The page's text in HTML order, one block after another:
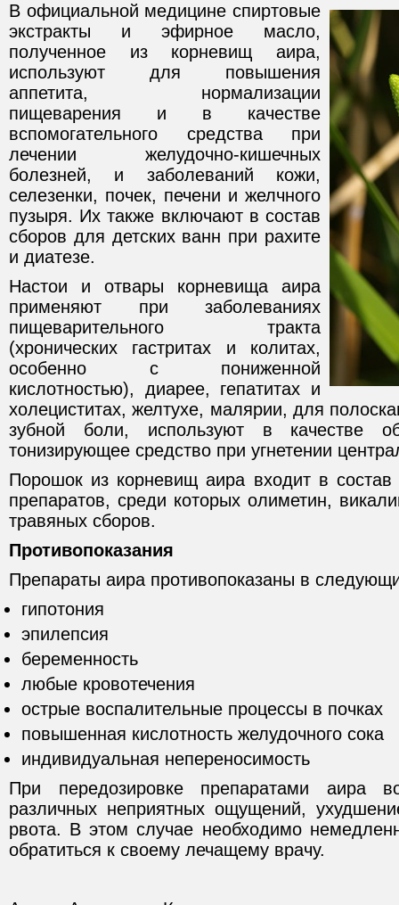
В официальной медицине спиртовые
экстракты и эфирное масло,
полученное из корневищ аира,
используют для повышения
аппетита, нормализации
пищеварения и в качестве
вспомогательного средства при
лечении желудочно-кишечных
болезней, и заболеваний кожи,
селезенки, почек, печени и желчного
пузыря. Их также включают в состав
сборов для детских ванн при рахите
и диатезе.
Настои и отвары корневища аира
применяют при заболеваниях
пищеварительного тракта
(хронических гастритах и колитах,
особенно с пониженной
кислотностью), диарее, гепатитах и
холециститах, желтухе, малярии, для
зубной боли, используют в качестве
тонизирующее средство при угнетении
Порошок из корневищ аира входит в состав
препаратов, среди которых олиметин,
травяных сборов.
Противопоказания
Препараты аира противопоказаны в
гипотония
эпилепсия
беременность
любые кровотечения
острые воспалительные процессы в почках
повышенная кислотность желудочного сока
индивидуальная непереносимость
При передозировке препаратами аира
различных неприятных ощущений,
рвота. В этом случае необходимо
обратиться к своему лечащему врачу.